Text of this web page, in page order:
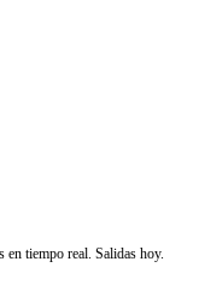
tiempo real. Salidas hoy.